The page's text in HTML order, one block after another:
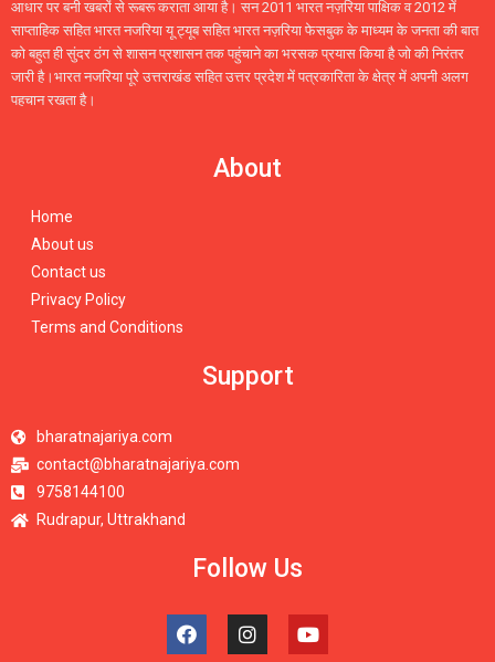
आधार पर बनी खबरों से रूबरू कराता आया है। सन 2011 भारत नज़रिया पाक्षिक व 2012 में
साप्ताहिक सहित भारत नजरिया यू ट्यूब सहित भारत नज़रिया फेसबुक के माध्यम के जनता की बात
को बहुत ही सुंदर ठंग से शासन प्रशासन तक पहुंचाने का भरसक प्रयास किया है जो की निरंतर
जारी है।भारत नजरिया पूरे उत्तराखंड सहित उत्तर प्रदेश में पत्रकारिता के क्षेत्र में अपनी अलग
पहचान रखता है।
About
Home
About us
Contact us
Privacy Policy
Terms and Conditions
Support
bharatnajariya.com
contact@bharatnajariya.com
9758144100
Rudrapur, Uttrakhand
Follow Us